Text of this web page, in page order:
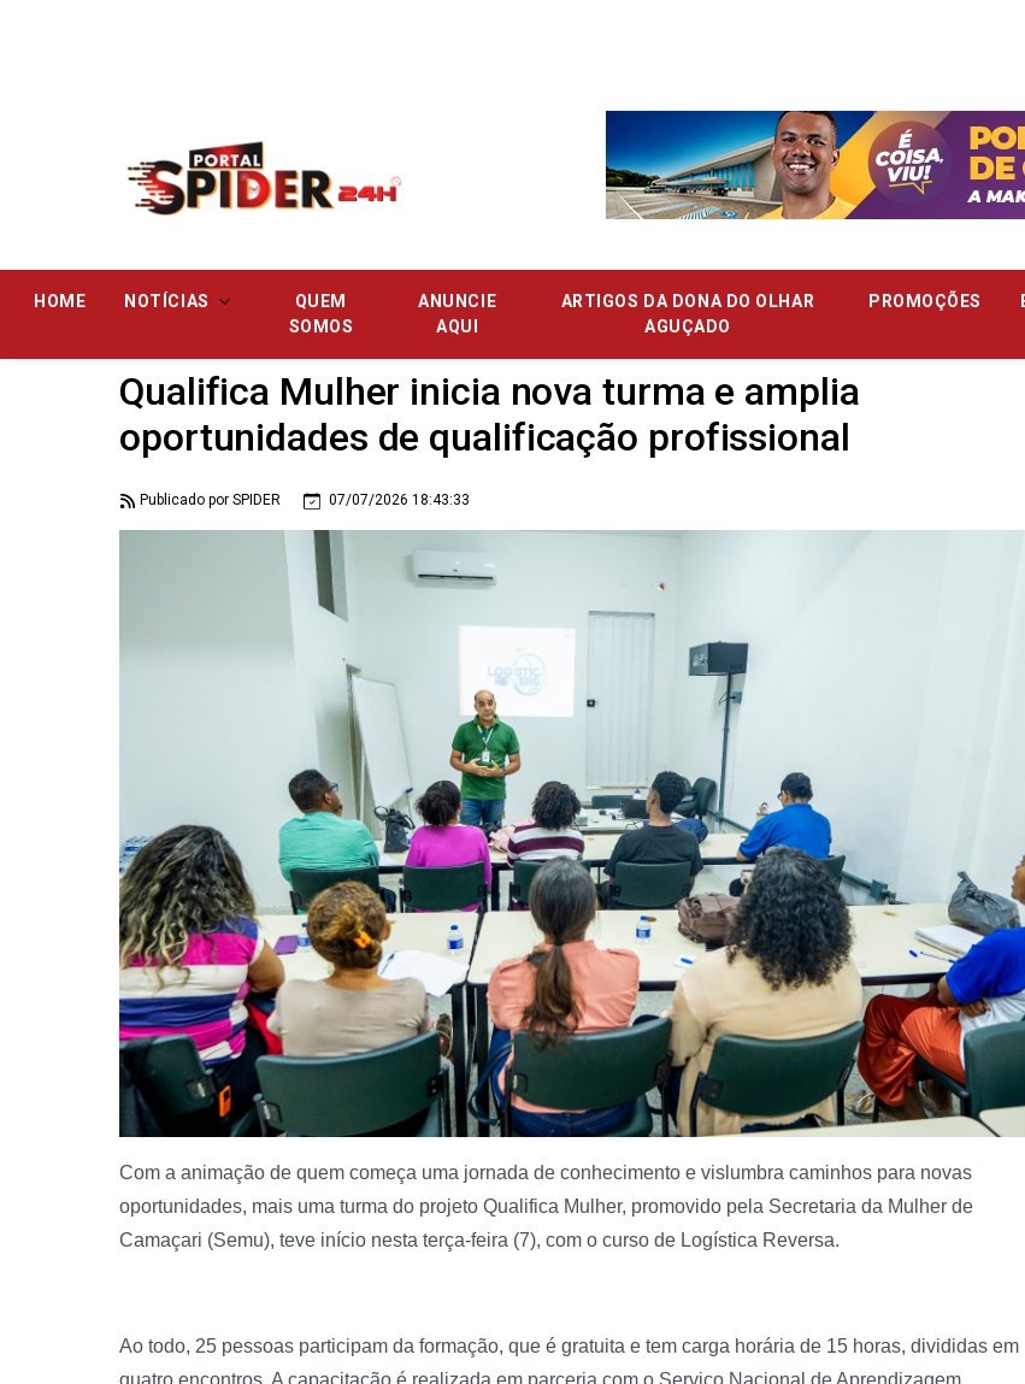
HOME NOTÍCIAS
QUEM
SOMOS
ANUNCIE
AQUI
ARTIGOS DA DONA DO OLHAR
AGUÇADO
PROMOÇÕES
Qualifica Mulher inicia nova turma e amplia
oportunidades de qualificação profissional
Publicado por SPIDER 07/07/2026 18:43:33
Com a animação de quem começa uma jornada de conhecimento e vislumbra caminhos para novas
oportunidades, mais uma turma do projeto Qualifica Mulher, promovido pela Secretaria da Mulher de
Camaçari (Semu), teve início nesta terça-feira (7), com o curso de Logística Reversa.
Ao todo, 25 pessoas participam da formação, que é gratuita e tem carga horária de 15 horas, divididas em
quatro encontros. A capacitação é realizada em parceria com o Serviço Nacional de Aprendizagem